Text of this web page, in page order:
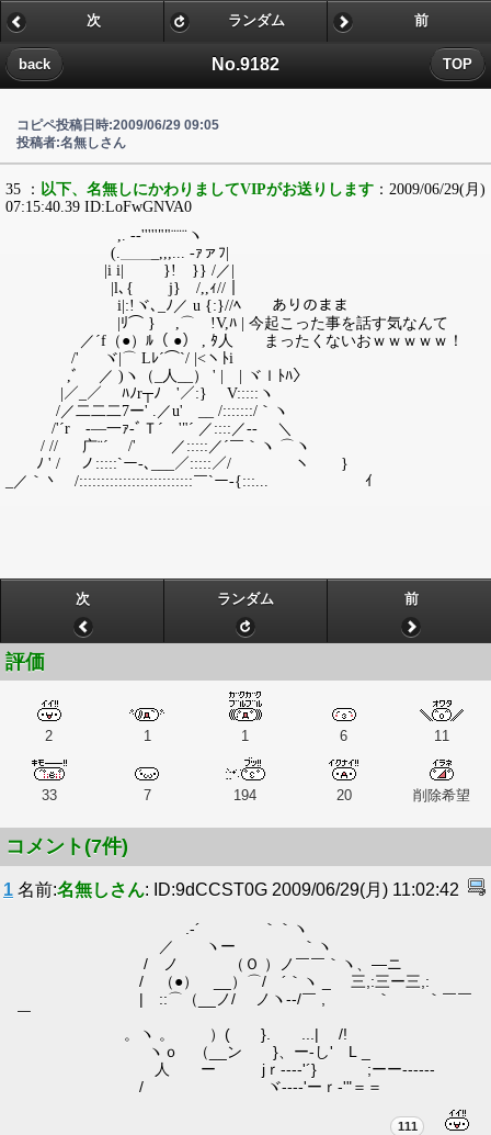
No.9182
back TOP
次 ランダム 前
コピペ投稿日時:2009/06/29 09:05
投稿者:名無しさん
35 ： 以下、名無しにかわりましてVIPがお送りします ：2009/06/29(月)
07:15:40.39 ID:LoFwGNVA0
,. -‐'''''""¨¨¨ヽ
(.＿＿_,,,... -ｧァﾌ|
|i i| }! }} /／|
|l､{ j} /,,ｨ//｜
i|:!ヾ､_ﾉ／ u {:}//ﾍ ありのまま
|ﾘ⌒ } ,⌒ !V,ﾊ | 今起こった事を話す気なんて
／´f（●）ﾙ（ ●） , ﾀ人 まったくないおｗｗｗｗｗ！
/' ヾ|⌒ Lﾚ´⌒`/ |<ヽﾄiゝ
,ﾞ ／ )ヽ（_人__） ' | | ヾｌﾄﾊ〉
|／_／ ﾊﾉr┬ﾉ '／:} V:::::ヽ
/／二二二7ー' .／u' __ /:::::::/｀ヽ
/'´r -―一ｧ‐ﾞＴ´ '"´ ／::::／-‐ ＼
/ // 广¨´ /' ／:::::／´￣｀ヽ ⌒ヽ
ﾉ ' / ノ:::::`ー-､___／:::::／/ ヽ }
_／｀丶 /::::::::::::::::::::::::::￣`ー-{:::... ｲ
次 ランダム 前
評価
2 1 1 6 11
33 7 194 20 削除希望
コメント(7件)
1 名前:名無しさん: ID:9dCCST0G 2009/06/29(月) 11:02:42
.-´ ｀｀ヽ
／ ヽー ｀ヽ
/ ノ （Ｏ ）ノ￣￣｀ヽ、―ニ
/ （●） __）⌒/ ´｀ヽ _ 三,:三ー三,:
| ::⌒（__ノ/ ノヽ--/￣ , ｀ ｀￣￣
￣
。ヽ 。 ）( }. ...| /!
ヽｏ （__ン }、ー‐し'ゝL _
人 ー jｒ--‐‐'´} ;ーー------
/ ヾ---‐'ーｒ‐'"＝＝
111